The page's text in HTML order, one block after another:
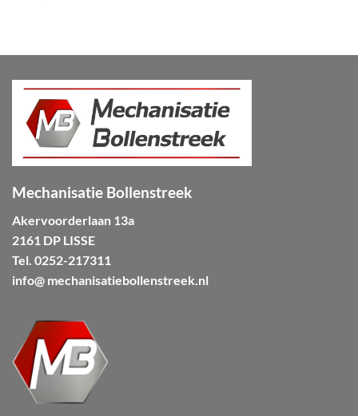
Mechanisatie Bollenstreek
Akervoorderlaan 13a
2161 DP LISSE
Tel. 0252-217311
info@ mechanisatiebollenstreek.nl